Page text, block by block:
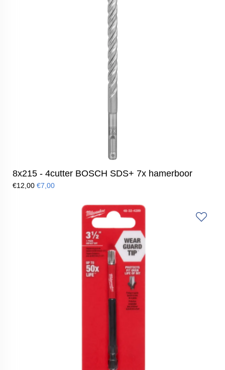
8x215 - 4cutter BOSCH SDS+ 7x hamerboor
€12,00 €7,00